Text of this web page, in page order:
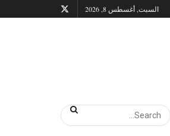
السبت, أغسطس 8, 2026